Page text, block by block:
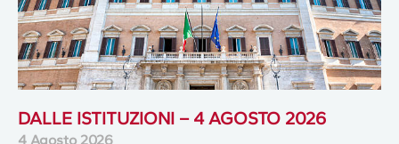
DALLE ISTITUZIONI – 4 AGOSTO 2026
4 Agosto 2026